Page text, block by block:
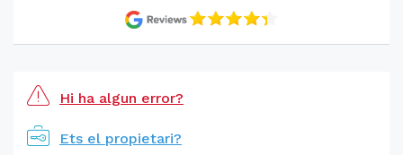
Hi ha algun error?
Ets el propietari?